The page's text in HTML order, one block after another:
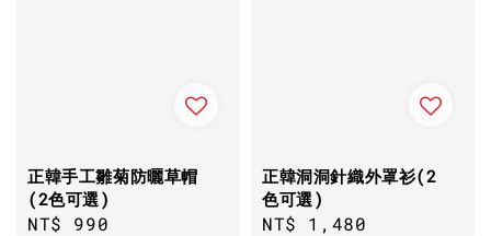
正韓手工雛菊防曬草帽
(2色可選)
Regular
NT$ 990
正韓洞洞針織外罩衫(2
色可選)
Regular
NT$ 1,480